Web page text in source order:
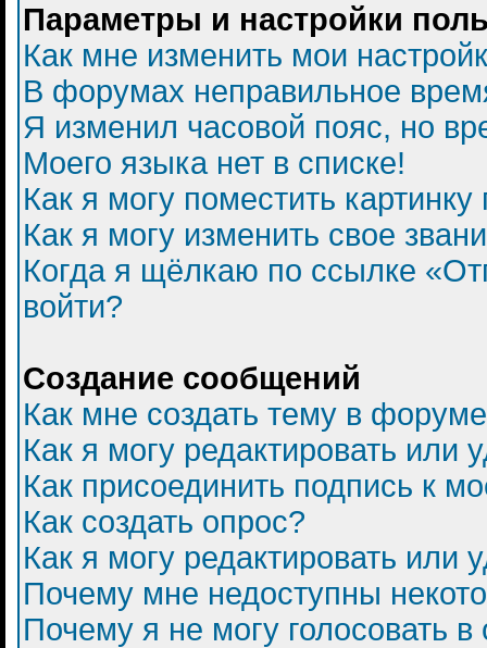
Параметры и настройки
Как мне изменить мои
В форумах неправильное
Я изменил часовой пояс, но
Моего языка нет в списке!
Как я могу поместить
Как я могу изменить свое
Когда я щёлкаю по ссылке
войти?
Создание сообщений
Как мне создать тему в
Как я могу редактировать или
Как присоединить подпись к
Как создать опрос?
Как я могу редактировать или
Почему мне недоступны
Почему я не могу голосовать в